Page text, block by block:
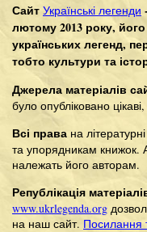
Сайт Українські легенди -
лютому 2013 року,
українських легенд,
тобто культури та
Джерела матеріалів
було опубліковано
Всі права на
та упорядникам книжок.
належать його авторам.
Републікація
www.ukrlegenda.org
на наш сайт. Посилання